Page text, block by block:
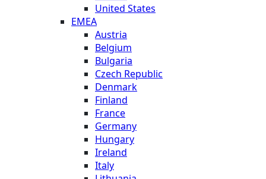
United States
EMEA
Austria
Belgium
Bulgaria
Czech Republic
Denmark
Finland
France
Germany
Hungary
Ireland
Italy